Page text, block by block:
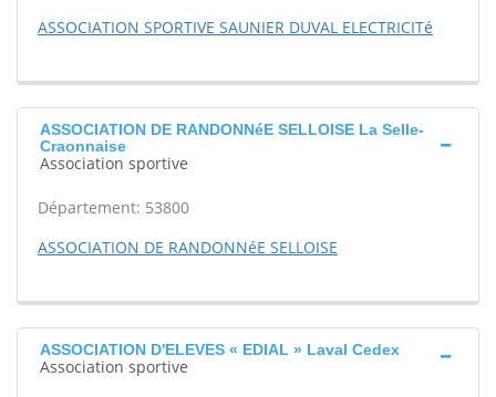
ASSOCIATION SPORTIVE SAUNIER DUVAL ELECTRICITé
ASSOCIATION DE RANDONNéE SELLOISE La Selle-
Craonnaise
Association sportive
Département: 53800
ASSOCIATION DE RANDONNéE SELLOISE
ASSOCIATION D'ELEVES « EDIAL » Laval Cedex
Association sportive